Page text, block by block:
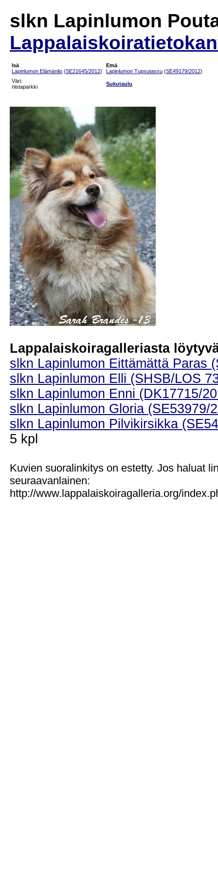
slkn Lapinlumon
Isä
Lapinlumon Elämänilo (SE21645/2012)
Emä
Lapinlumon Tupsutassu (SE49179/2012)
Väri:
riistaparkki
Sukutaulu
Lappalaiskoiragalleriasta
slkn Lapinlumon Eittämättä Paras
slkn Lapinlumon Elli (SHSB/LOS
slkn Lapinlumon Enni (DK17715/
slkn Lapinlumon Gloria (SE53979/
slkn Lapinlumon Pilvikirsikka
5 kpl
Kuvien suoralinkitys on estetty. Jos haluat
seuraavanlainen:
http://www.lappalaiskoiragalleria.org/